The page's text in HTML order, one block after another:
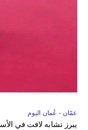
عمّان - عُمان اليوم
يبرز تشابه لافت في